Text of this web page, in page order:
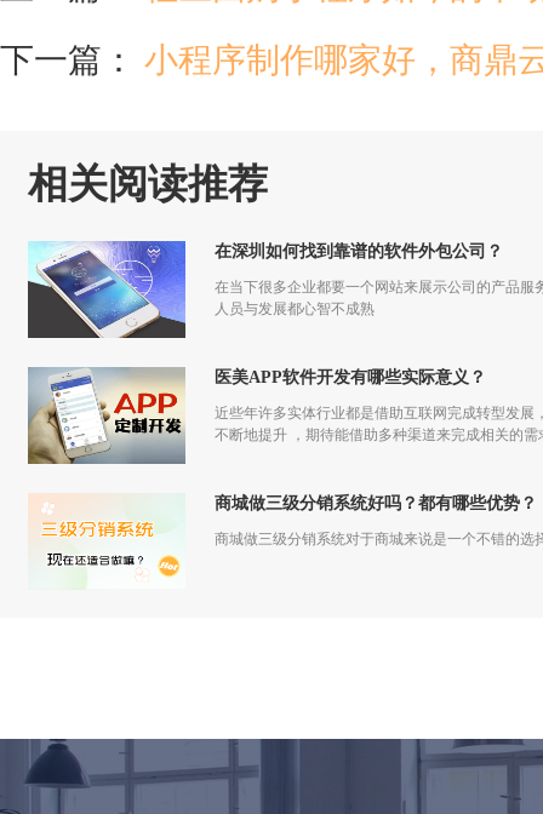
下一篇： 小程序制作哪家好，商鼎
相关阅读推荐
在深圳如何找到靠谱的软件外包公司？
在当下很多企业都要一个网站来展示公司的产品
人员与发展都心智不成熟
医美APP软件开发有哪些实际意义？
近些年许多实体行业都是借助互联网完成转型发
不断地提升 ，期待能借助多种渠道来完成相关的
商城做三级分销系统好吗？都有哪些优势？
商城做三级分销系统对于商城来说是一个不错的